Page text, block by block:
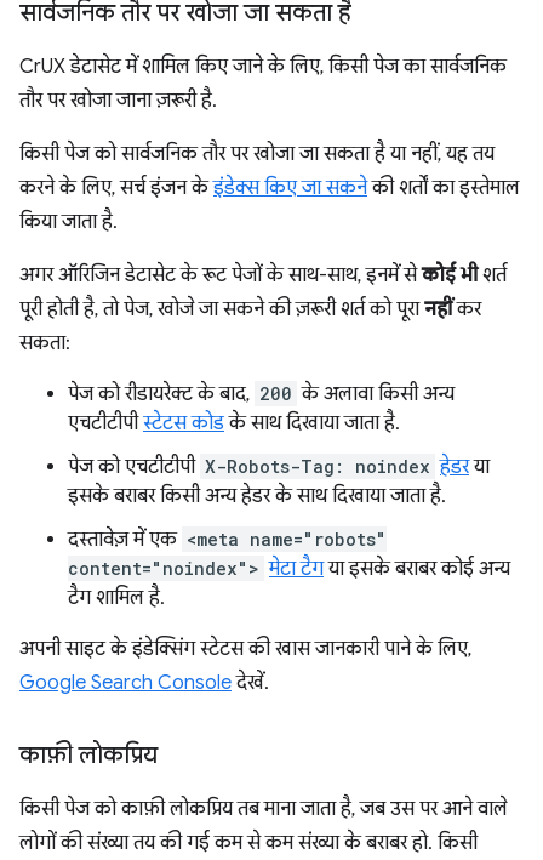
सार्वजनिक तौर पर खोजा जा सकता है
CrUX डेटासेट में शामिल किए जाने के लिए, किसी पेज का सार्वजनिक
तौर पर खोजा जाना ज़रूरी है.
किसी पेज को सार्वजनिक तौर पर खोजा जा सकता है या नहीं, यह तय
करने के लिए, सर्च इंजन केइंडेक्स किए जा सकनेकी शर्तों का इस्तेमाल
किया जाता है.
अगर ऑरिजिन डेटासेट के रूट पेजों के साथ-साथ, इनमें सेकोई भीशर्त
पूरी होती है, तो पेज, खोजे जा सकने की ज़रूरी शर्त को पूरानहींकर
सकता:
पेज को रीडायरेक्ट के बाद, 200 के अलावा किसी अन्य
एचटीटीपीस्टेटस कोडके साथ दिखाया जाता है.
पेज को एचटीटीपी X-Robots-Tag: noindex हेडरया
इसके बराबर किसी अन्य हेडर के साथ दिखाया जाता है.
दस्तावेज़ में एक <meta name="robots"
content="noindex"> मेटा टैगया इसके बराबर कोई अन्य
टैग शामिल है.
अपनी साइट के इंडेक्सिंग स्टेटस की खास जानकारी पाने के लिए,
Google Search Consoleदेखें.
काफ़ी लोकप्रिय
किसी पेज को काफ़ी लोकप्रिय तब माना जाता है, जब उस पर आने वाले
लोगों की संख्या तय की गई कम से कम संख्या के बराबर हो. किसी